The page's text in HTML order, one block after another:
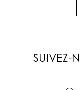
SUIVEZ-